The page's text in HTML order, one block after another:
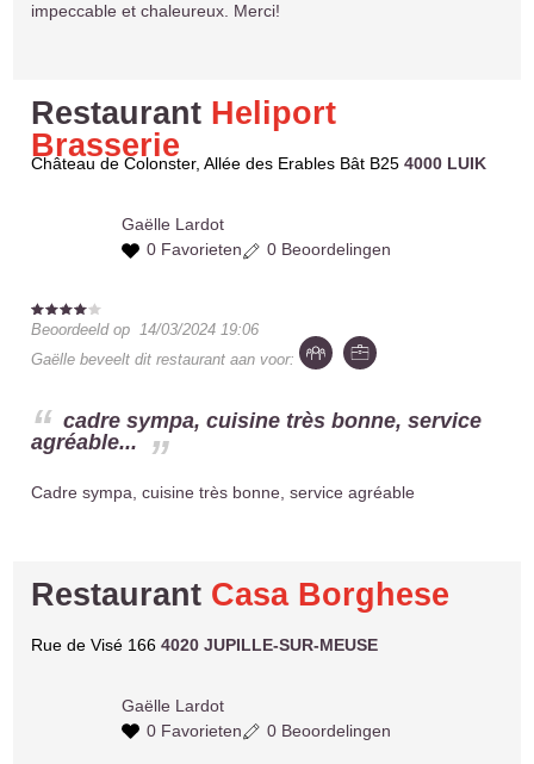
impeccable et chaleureux. Merci!
Restaurant Heliport
Brasserie
Château de Colonster, Allée des Erables Bât B254000 LUIK
Gaëlle Lardot
0 Favorieten
0 Beoordelingen
Beoordeeld op14/03/2024 19:06
Gaëlle beveelt dit restaurant aan voor:
cadre sympa, cuisine très bonne, service
agréable...
Cadre sympa, cuisine très bonne, service agréable
Restaurant Casa Borghese
Rue de Visé 1664020 JUPILLE-SUR-MEUSE
Gaëlle Lardot
0 Favorieten
0 Beoordelingen